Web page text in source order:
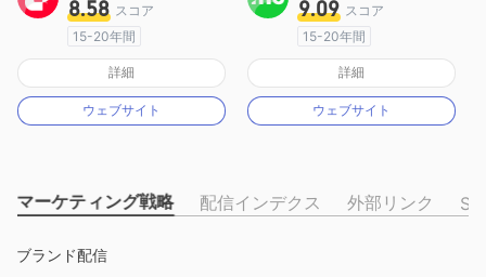
8.58 スコア
15-20年間
オーストラリア規制
マーケットメイキングライセンス（MM）
MT4フルライセンス
詳細
ウェブサイト
9.09 スコア
15-20年間
オーストラリア規制
マーケットメイキングライセンス（MM）
MT4フルライセンス
詳細
ウェブサイト
マーケティング戦略 配信インデクス 外部リンク